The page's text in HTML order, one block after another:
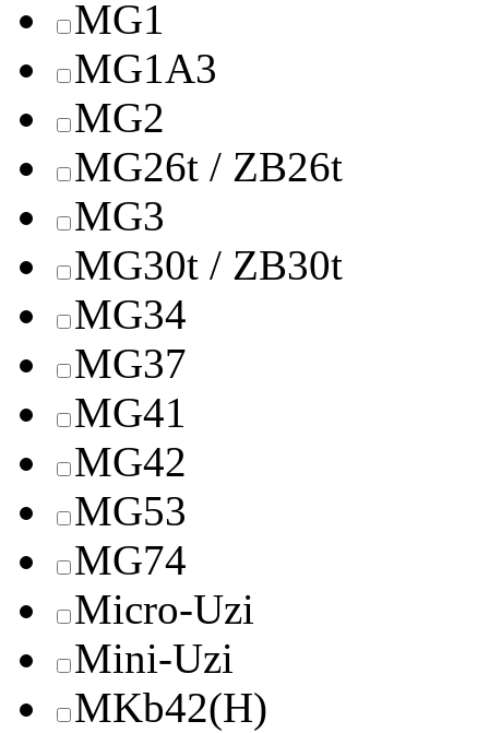
MG1
MG1A3
MG2
MG26t / ZB26t
MG3
MG30t / ZB30t
MG34
MG37
MG41
MG42
MG53
MG74
Micro-Uzi
Mini-Uzi
MKb42(H)